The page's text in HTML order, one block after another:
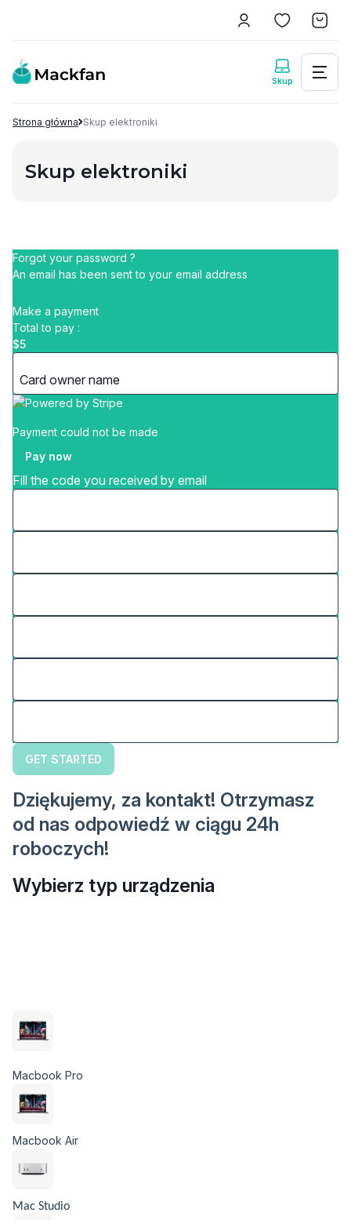
Strona główna Skup elektroniki
Skup elektroniki
Forgot your password ?
An email has been sent to your email address
Make a payment
Total to pay :
$5
Payment could not be made
Pay now
Fill the code you received by email
GET STARTED
Dziękujemy, za kontakt! Otrzymasz
od nas odpowiedź w ciągu 24h
roboczych!
Wybierz typ urządzenia
Macbook Pro
Macbook Air
Mac Studio